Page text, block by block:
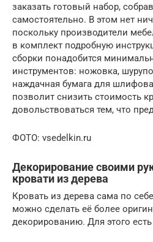
заказать готовый набор,
самостоятельно. В этом нет
поскольку производители
в комплект подробную
сборки понадобится
инструментов: ножовка,
наждачная бумага для
позволит снизить стоимость
довольствоваться тем, что
ФОТО: vsedelkin.ru
Декорирование своими
кровати из дерева
Кровать из дерева сама по
можно сделать её более
декорированию. Для этого